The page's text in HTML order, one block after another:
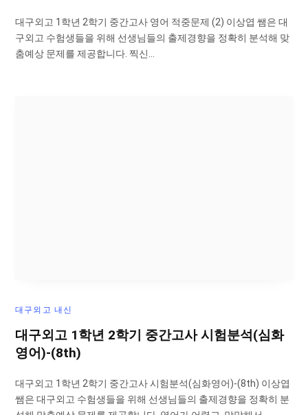
대구외고 1학년 2학기 중간고사 영어 적중문제 (2) 이상엽 쌤은 대
구외고 수험생들을 위해 선생님들의 출제경향을 정확히 분석해 맞
춤예상 문제를 제공합니다. 찍신…
대구외고 내신
대구외고 1학년 2학기 중간고사 시험분석(심화
영어)-(8th)
대구외고 1학년 2학기 중간고사 시험분석(심화영어)-(8th) 이상엽
쌤은 대구외고 수험생들을 위해 선생님들의 출제경향을 정확히 분